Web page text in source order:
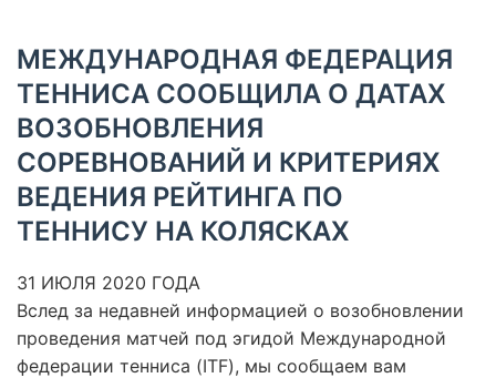
МЕЖДУНАРОДНАЯ ФЕДЕРАЦИЯ
ТЕННИСА СООБЩИЛА О ДАТАХ
ВОЗОБНОВЛЕНИЯ
СОРЕВНОВАНИЙ И КРИТЕРИЯХ
ВЕДЕНИЯ РЕЙТИНГА ПО
ТЕННИСУ НА КОЛЯСКАХ
31 ИЮЛЯ 2020 ГОДА
Вслед за недавней информацией о возобновлении
проведения матчей под эгидой Международной
федерации тенниса (ITF), мы сообщаем вам